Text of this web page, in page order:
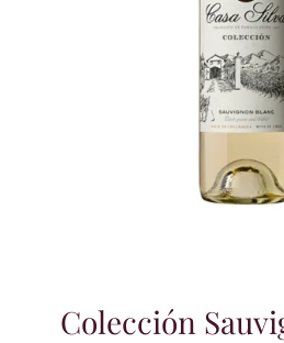
Colección